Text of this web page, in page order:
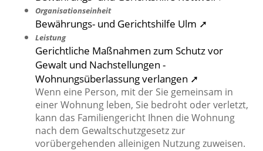
Organisationseinheit
Bewährungs- und Gerichtshilfe Ulm ➚
Leistung
Gerichtliche Maßnahmen zum Schutz vor
Gewalt und Nachstellungen -
Wohnungsüberlassung verlangen ➚
Wenn eine Person, mit der Sie gemeinsam in
einer Wohnung leben, Sie bedroht oder verletzt,
kann das Familiengericht Ihnen die Wohnung
nach dem Gewaltschutzgesetz zur
vorübergehenden alleinigen Nutzung zuweisen.